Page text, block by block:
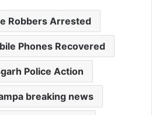
Robbers Arrested
Phones Recovered
Police Action
breaking news